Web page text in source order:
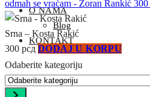
O NAMA
Blog
KONTAKT
Odaberite kategoriju
odmah se vraćam - Zoran Rankić 300
Srna – Kosta Rakić
300 рсд DODAJ U KORPU